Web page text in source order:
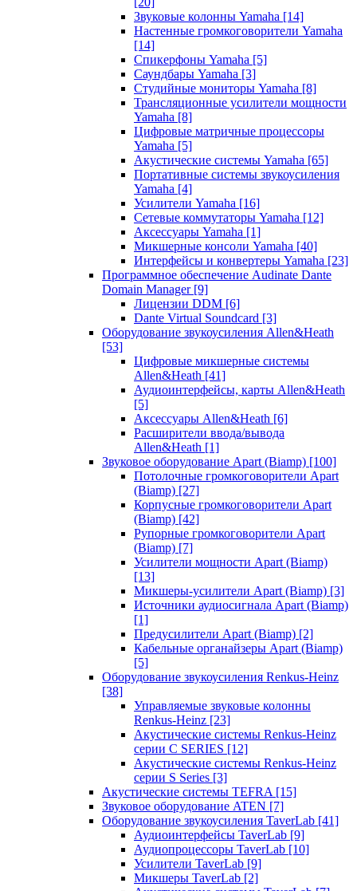
Звуковые колонны Yamaha [14]
Настенные громкоговорители Yamaha
[14]
Спикерфоны Yamaha [5]
Саундбары Yamaha [3]
Студийные мониторы Yamaha [8]
Трансляционные усилители мощности
Yamaha [8]
Цифровые матричные процессоры
Yamaha [5]
Акустические системы Yamaha [65]
Портативные системы звукоусиления
Yamaha [4]
Усилители Yamaha [16]
Сетевые коммутаторы Yamaha [12]
Аксессуары Yamaha [1]
Микшерные консоли Yamaha [40]
Интерфейсы и конвертеры Yamaha [23]
Программное обеспечение Audinate Dante
Domain Manager [9]
Лицензии DDM [6]
Dante Virtual Soundcard [3]
Оборудование звукоусиления Allen&Heath
[53]
Цифровые микшерные системы
Allen&Heath [41]
Аудиоинтерфейсы, карты Allen&Heath
[5]
Аксессуары Allen&Heath [6]
Расширители ввода/вывода
Allen&Heath [1]
Звуковое оборудование Apart (Biamp) [100]
Потолочные громкоговорители Apart
(Biamp) [27]
Корпусные громкоговорители Apart
(Biamp) [42]
Рупорные громкоговорители Apart
(Biamp) [7]
Усилители мощности Apart (Biamp)
[13]
Микшеры-усилители Apart (Biamp) [3]
Источники аудиосигнала Apart (Biamp)
[1]
Предусилители Apart (Biamp) [2]
Кабельные органайзеры Apart (Biamp)
[5]
Оборудование звукоусиления Renkus-Heinz
[38]
Управляемые звуковые колонны
Renkus-Heinz [23]
Акустические системы Renkus-Heinz
серии C SERIES [12]
Акустические системы Renkus-Heinz
серии S Series [3]
Акустические системы TEFRA [15]
Звуковое оборудование ATEN [7]
Оборудование звукоусиления TaverLab [41]
Аудиоинтерфейсы TaverLab [9]
Аудиопроцессоры TaverLab [10]
Усилители TaverLab [9]
Микшеры TaverLab [2]